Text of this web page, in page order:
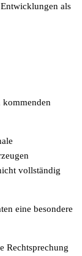
als
kommenden
vollständig
eine besondere
Rechtsprechung